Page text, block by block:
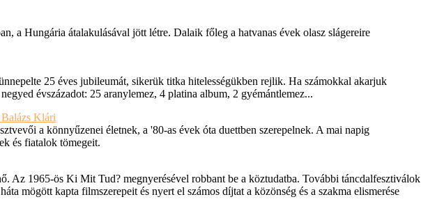
a Hungária átalakulásával jött létre. Dalaik főleg a hatvanas évek olasz slágereire
25 éves jubileumát, sikerük titka hitelességükben rejlik. Ha számokkal akarjuk
évszázadot: 25 aranylemez, 4 platina album, 2 gyémántlemez...
Klári
a könnyűzenei életnek, a '80-as évek óta duettben szerepelnek. A mai napig
és fiatalok tömegeit.
Az 1965-ös Ki Mit Tud? megnyerésével robbant be a köztudatba. További táncdalfesztiválok
mögött kapta filmszerepeit és nyert el számos díjtat a közönség és a szakma elismerése